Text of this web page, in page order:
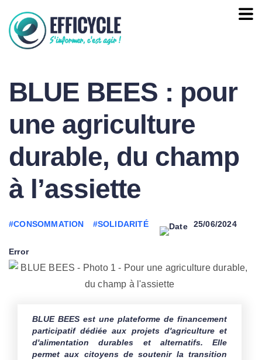
BLUE BEES : pour
une agriculture
durable, du champ
à l’assiette
#CONSOMMATION #SOLIDARITÉ 25/06/2024
Error
BLUE BEES est une plateforme de financement
participatif dédiée aux projets d'agriculture et
d'alimentation durables et alternatifs. Elle
permet aux citoyens de soutenir la transition
PARTAGES
Partagez Tweetez Partagez